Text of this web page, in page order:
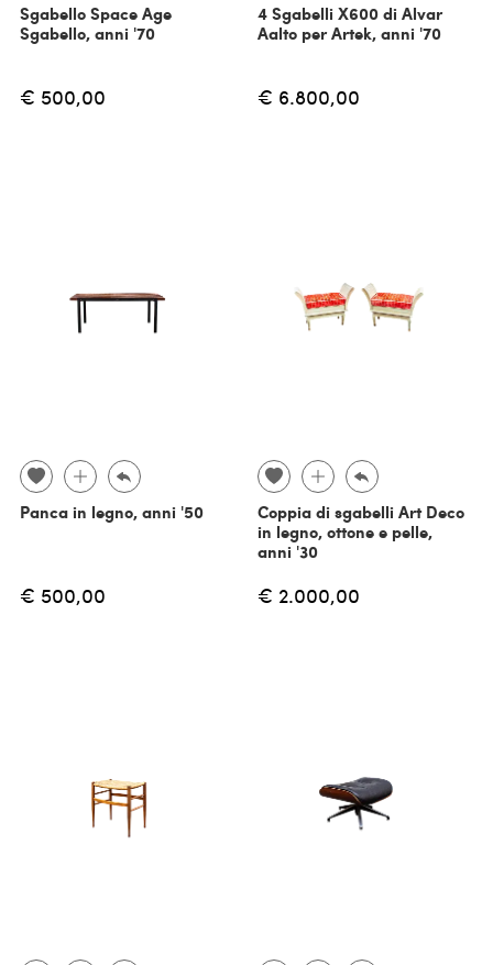
Sgabello Space Age
Sgabello, anni '70
€ 500,00
4 Sgabelli X600 di Alvar
Aalto per Artek, anni '70
€ 6.800,00
Panca in legno, anni '50
€ 500,00
Coppia di sgabelli Art Deco
in legno, ottone e pelle,
anni '30
€ 2.000,00